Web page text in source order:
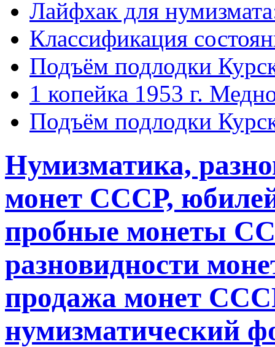
Лайфхак для
Классификация
Подъём подлодки
1 копейка 1953 г.
Подъём подлодки
Нумизматика,
монет СССР,
пробные монеты
разновидности
продажа монет
нумизматический